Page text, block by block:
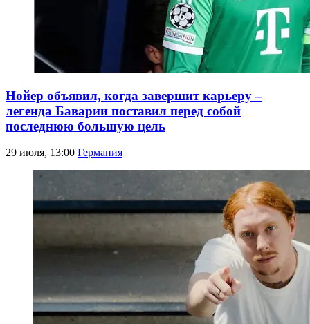
Нойер объявил, когда завершит карьеру –
легенда Баварии поставил перед собой
последнюю большую цель
29 июля, 13:00 Германия